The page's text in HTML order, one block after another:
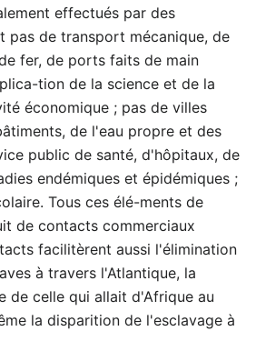
effectués par des
pas de transport mécanique, de
fer, de ports faits de main
tion de la science et de la
économique ; pas de villes
de l'eau propre et des
public de santé, d'hôpitaux, de
endémiques et épidémiques ;
Tous ces élé-ments de
de contacts commerciaux
facilitèrent aussi l'élimination
à travers l'Atlantique, la
de celle qui allait d'Afrique au
la disparition de l'esclavage à